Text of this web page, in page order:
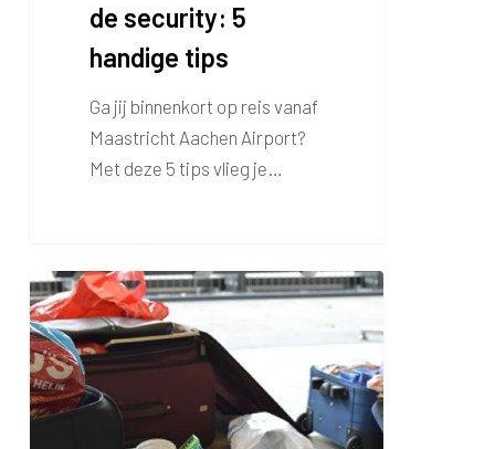
de security: 5
handige tips
Ga jij binnenkort op reis vanaf
Maastricht Aachen Airport?
Met deze 5 tips vlieg je…
Paklijst